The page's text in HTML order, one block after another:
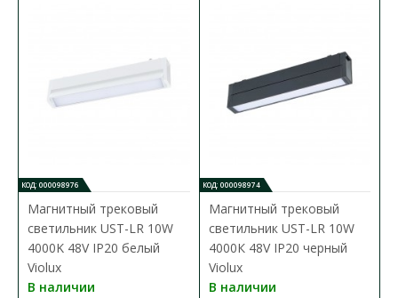
КОД: 000098976
Магнитный трековый
светильник UST-LR 10W
4000K 48V IP20 белый
Violux
В наличии
КОД: 000098974
Магнитный трековый
светильник UST-LR 10W
4000К 48V IP20 черный
Violux
В наличии